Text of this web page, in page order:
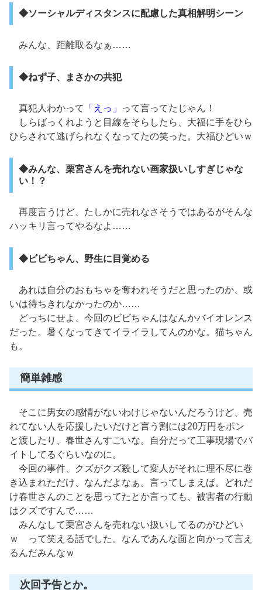
◆ソーシャルディスタンスに配慮した真相解明シーン
みんな、距離取るなぁ……
◆ねず子、まさかの共犯
真犯人わかって 「えっ」
って言ってたじゃん！
しらばっくれようと目線をそらしたら、大福に手をひら
ひらされて逃げられなくなってたの笑った。大福ひどいｗ
◆みんな、栗宮さんを売れない画家扱いしすぎじゃな
い！？
再度言うけど、たしかに売れなさそうではあるがそんな
ハッキリ言ってやるなよ……
◆ビビちゃん、野生に目覚める
あれは自分のおもちゃを奪われそうだと思ったのか、或
いは待ちきれなかったのか……
どっちにせよ、今回のビビちゃんはなんかバイオレンス
だった。暑くなってきてイライラしてんのかな。猫ちゃん
も。
簡単雑感
そこに男女の感情がないわけじゃないんだろうけど、売
れてない人を応援したいだけと言う割には20万円をポン
と渡したり、春世さんすごいな。自分だって工事現場でバ
イトしてるぐらいなのに。
今回の事件、クズがクズ殺して変人がそれに理不尽に巻
き込まれただけ、なんだよなぁ。言ってしまえば。どれだ
け春世さんのことを思ってたとか言っても、被害者の行動
はクズですんで……
みんなして栗宮さんを売れない扱いしてるのがひどい
ｗ って笑える話でした。なんであんな面と向かって言え
るんだみんなｗ
次回予告とか。